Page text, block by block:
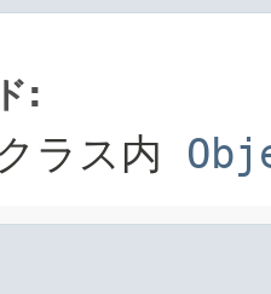
:
ラス内